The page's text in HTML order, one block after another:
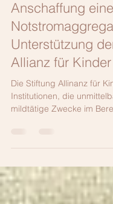
26. Feb. 2023
1 Min.
Anschaffung
Unterstützung
Allianz für Kinder
Die Stiftung Allinanz für